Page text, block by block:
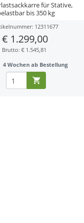
für Stative,
bis 350 kg
12311677
€ 1.299,00
Brutto: € 1.545,81
4 Wochen ab Bestellung